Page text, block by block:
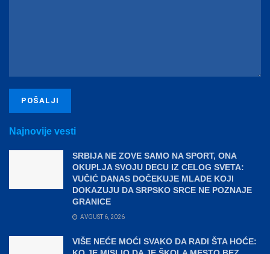
Najnovije vesti
SRBIJA NE ZOVE SAMO NA SPORT, ONA
OKUPLJA SVOJU DECU IZ CELOG SVETA:
VUČIĆ DANAS DOČEKUJE MLADE KOJI
DOKAZUJU DA SRPSKO SRCE NE POZNAJE
GRANICE
AVGUST 6, 2026
VIŠE NEĆE MOĆI SVAKO DA RADI ŠTA HOĆE: